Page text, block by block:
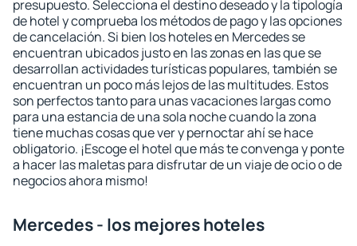
presupuesto. Selecciona el destino deseado y la tipología
de hotel y comprueba los métodos de pago y las opciones
de cancelación. Si bien los hoteles en Mercedes se
encuentran ubicados justo en las zonas en las que se
desarrollan actividades turísticas populares, también se
encuentran un poco más lejos de las multitudes. Estos
son perfectos tanto para unas vacaciones largas como
para una estancia de una sola noche cuando la zona
tiene muchas cosas que ver y pernoctar ahí se hace
obligatorio. ¡Escoge el hotel que más te convenga y ponte
a hacer las maletas para disfrutar de un viaje de ocio o de
negocios ahora mismo!
Mercedes - los mejores hoteles